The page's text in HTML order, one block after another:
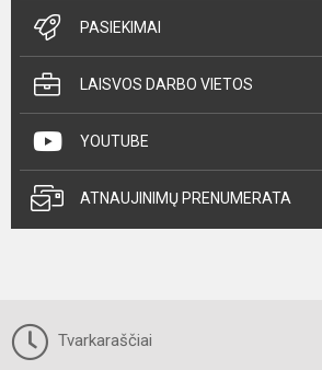
PASIEKIMAI
LAISVOS DARBO VIETOS
YOUTUBE
ATNAUJINIMŲ PRENUMERATA
Tvarkaraščiai